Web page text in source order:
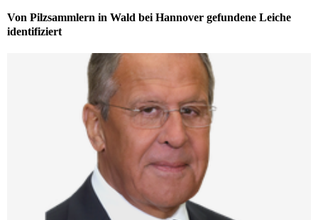
Von Pilzsammlern in Wald bei Hannover gefundene Leiche
identifiziert